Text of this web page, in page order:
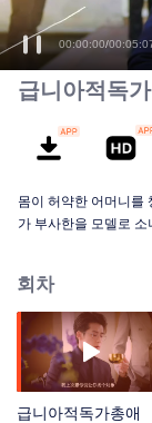
00:00:00/
급니아적독
몸이 허약한 어머니를
가 부사한을 모델로
치 못하고 놀라운 제안
회차
급니아적독가총애